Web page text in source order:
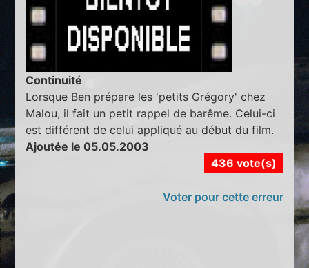
Continuité
Lorsque Ben prépare les 'petits Grégory' chez
Malou, il fait un petit rappel de barême. Celui-ci
est différent de celui appliqué au début du film.
Ajoutée le 05.05.2003
436 vote(s)
Voter pour cette erreur